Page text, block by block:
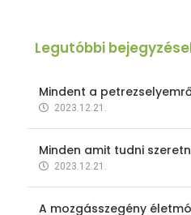
Legutóbbi
Mindent a
2023.12.21.
Minden amit tudni
2023.12.21.
A mozgásszegény